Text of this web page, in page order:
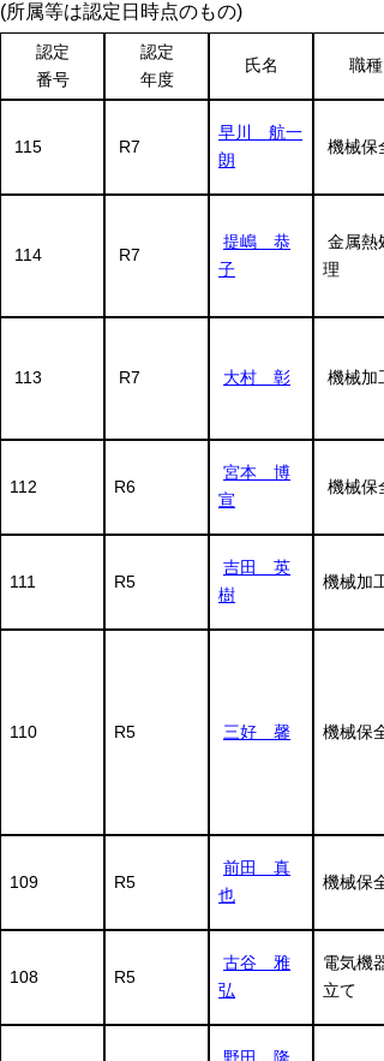
(所属等は認定日時点のもの)
認定
番号
認定
年度
氏名 職種
115 R7
早川 航一
朗
機械保
114 R7
提嶋 恭
子
金属熱
理
113 R7 大村 彰 機械加
112 R6
宮本 博
宣
機械保
111 R5
吉田 英
樹
機械加
110 R5 三好 馨 機械保全
109 R5
前田 真
也
機械保
108 R5
古谷 雅
弘
電気機
立て